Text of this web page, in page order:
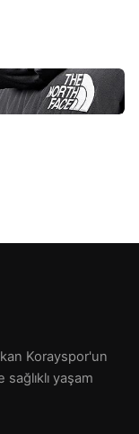
programı sunar.
kuvvet artışını
zamanda […]
Korayspor'un
yaşam